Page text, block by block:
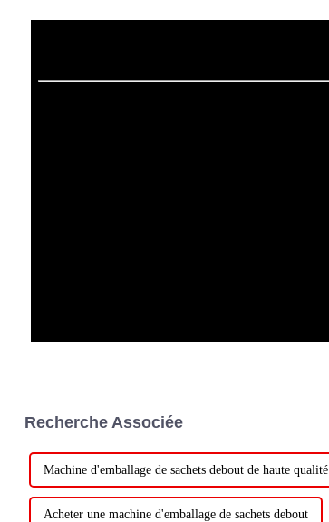
Recherche Associée
Machine d'emballage de sachets debout de haute qualité
Acheter une machine d'emballage de sachets debout